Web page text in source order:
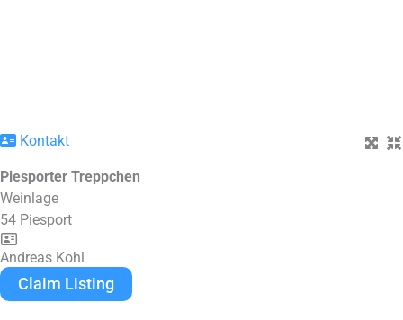
Kontakt
Piesporter Treppchen
Weinlage
54 Piesport
Andreas Kohl
Claim Listing